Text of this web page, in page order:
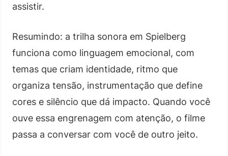
assistir.
Resumindo: a trilha sonora em Spielberg
funciona como linguagem emocional, com
temas que criam identidade, ritmo que
organiza tensão, instrumentação que define
cores e silêncio que dá impacto. Quando você
ouve essa engrenagem com atenção, o filme
passa a conversar com você de outro jeito.